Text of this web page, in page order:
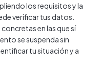
los requisitos y la
verificar tus datos.
en las que sí
se suspenda sin
tu situación y a